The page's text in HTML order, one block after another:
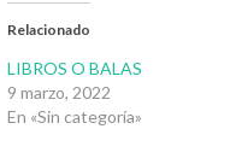
Relacionado
LIBROS O BALAS
9 marzo, 2022
En «Sin categoría»